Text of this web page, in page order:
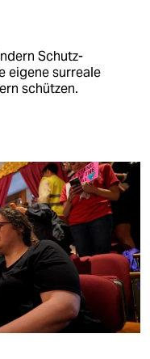
Schutz-
eigene surreale
schützen.